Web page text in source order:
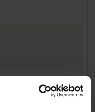
- 18€
mehr als ein Hotel…. ca.